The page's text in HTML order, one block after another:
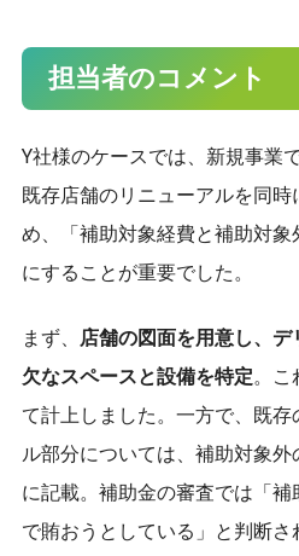
担当者のコメント
Y社様のケースでは、新規事業
既存店舗のリニューアルを同
め、「補助対象経費と補助対
にすることが重要でした。
まず、 店舗の図面を用意し、
欠なスペースと設備を特定。こ
て計上しました。一方で、既
ル部分については、補助対象
に記載。補助金の審査では「
で賄おうとしている」と判断